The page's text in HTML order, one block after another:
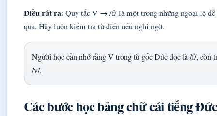
Điều rút ra: Quy tắc V → /f/ là một trong những ngoại lệ dễ
qua. Hãy luôn kiểm tra từ điển nếu nghi ngờ.
Người học cần nhớ rằng V trong từ gốc Đức đọc là /f/, còn
/v/.
Các bước học bảng chữ cái tiếng